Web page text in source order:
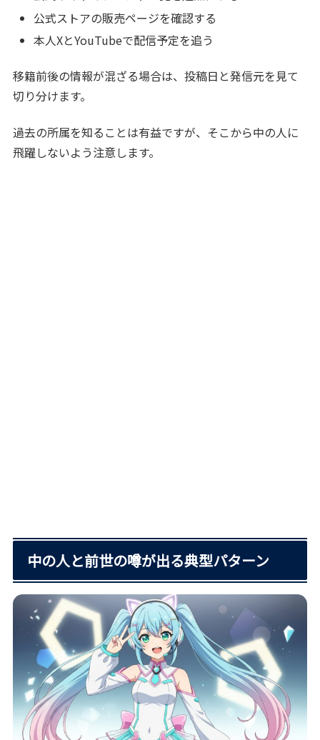
公式ストアの販売ページを確認する
本人XとYouTubeで配信予定を追う
移籍前後の情報が混ざる場合は、投稿日と発信元を見て
切り分けます。
過去の所属を知ることは有益ですが、そこから中の人に
飛躍しないよう注意します。
中の人と前世の噂が出る典型パターン